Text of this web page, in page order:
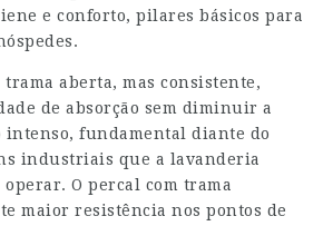
e conforto, pilares básicos para
aberta, mas consistente,
de absorção sem diminuir a
intenso, fundamental diante do
industriais que a lavanderia
O percal com trama
maior resistência nos pontos de